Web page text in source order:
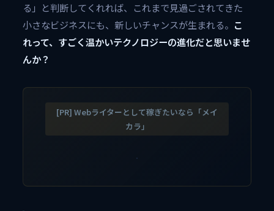
る」と判断してくれれば、これまで見過ごされてきた
小さなビジネスにも、新しいチャンスが生まれる。 こ
れって、すごく温かいテクノロジーの進化だと思いませ
んか？
[PR] Webライターとして稼ぎたいなら「メイ
カラ」